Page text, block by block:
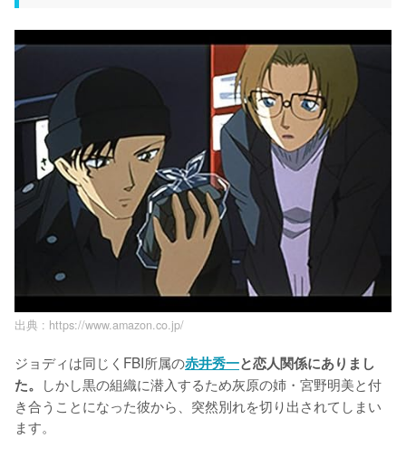
出典 : https://www.amazon.co.jp/
ジョディは同じくFBI所属の赤井秀一と恋人関係にありまし
た。 しかし黒の組織に潜入するため灰原の姉・宮野明美と付
き合うことになった彼から、突然別れを切り出されてしまい
ます。